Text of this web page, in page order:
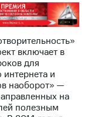
включает в
для
и
наоборот» —
на
полезным